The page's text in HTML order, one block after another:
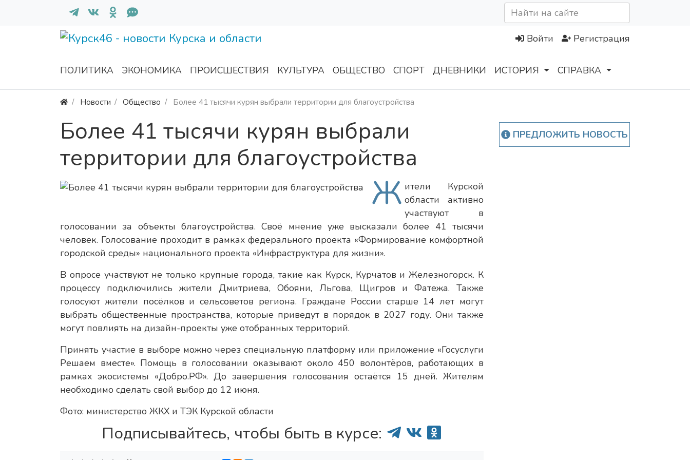
Войти Регистрация
ПОЛИТИКА ЭКОНОМИКА ПРОИСШЕСТВИЯ КУЛЬТУРА ОБЩЕСТВО СПОРТ ДНЕВНИКИ ИСТОРИЯ СПРАВКА
Новости Общество Более 41 тысячи курян выбрали территории для благоустройства
Более 41 тысячи курян выбрали
территории для благоустройства
Ж ители Курской
области активно
участвуют в
голосовании за объекты благоустройства. Своё мнение уже высказали более 41 тысячи
человек. Голосование проходит в рамках федерального проекта «Формирование комфортной
городской среды» национального проекта «Инфраструктура для жизни».
В опросе участвуют не только крупные города, такие как Курск, Курчатов и Железногорск. К
процессу подключились жители Дмитриева, Обояни, Льгова, Щигров и Фатежа. Также
голосуют жители посёлков и сельсоветов региона. Граждане России старше 14 лет могут
выбрать общественные пространства, которые приведут в порядок в 2027 году. Они также
могут повлиять на дизайн-проекты уже отобранных территорий.
Принять участие в выборе можно через специальную платформу или приложение «Госуслуги
Решаем вместе». Помощь в голосовании оказывают около 450 волонтёров, работающих в
рамках экосистемы «Добро.РФ». До завершения голосования остаётся 15 дней. Жителям
необходимо сделать свой выбор до 12 июня.
Фото: министерство ЖКХ и ТЭК Курской области
Подписывайтесь, чтобы быть в курсе:
ПРЕДЛОЖИТЬ НОВОСТЬ